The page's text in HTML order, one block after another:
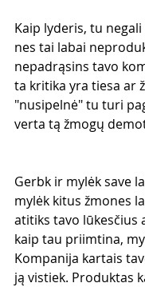
Kaip lyderis, tu
nes tai labai
nepadrąsins tavo
ta kritika yra tiesa ar
"nusipelnė" tu turi
verta tą žmogų
Gerbk ir mylėk save
mylėk kitus žmones
atitiks tavo lūkesčius
kaip tau priimtina,
Kompanija kartais
ją vistiek. Produktas